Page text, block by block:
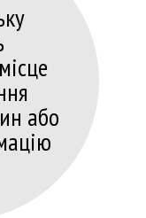
або